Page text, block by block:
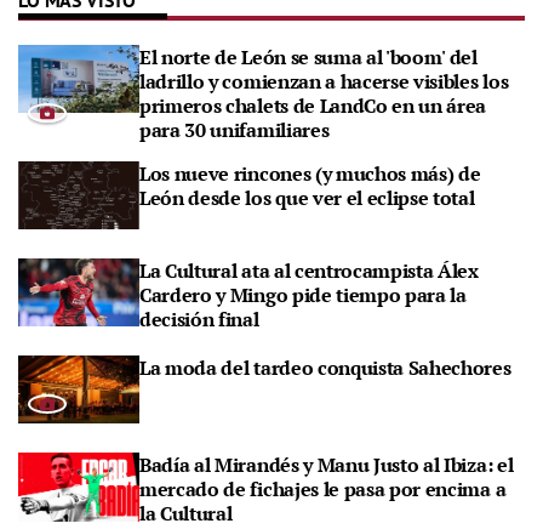
El norte de León se suma al 'boom' del
ladrillo y comienzan a hacerse visibles los
primeros chalets de LandCo en un área
para 30 unifamiliares
Los nueve rincones (y muchos más) de
León desde los que ver el eclipse total
La Cultural ata al centrocampista Álex
Cardero y Mingo pide tiempo para la
decisión final
La moda del tardeo conquista Sahechores
Badía al Mirandés y Manu Justo al Ibiza: el
mercado de fichajes le pasa por encima a
la Cultural